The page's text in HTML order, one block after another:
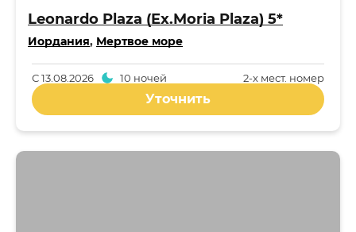
Leonardo Plaza (Ex.Moria Plaza) 5*
Иордания, Мертвое море
2-x мест. номер
С13.08.2026 10 ночей
Уточнить